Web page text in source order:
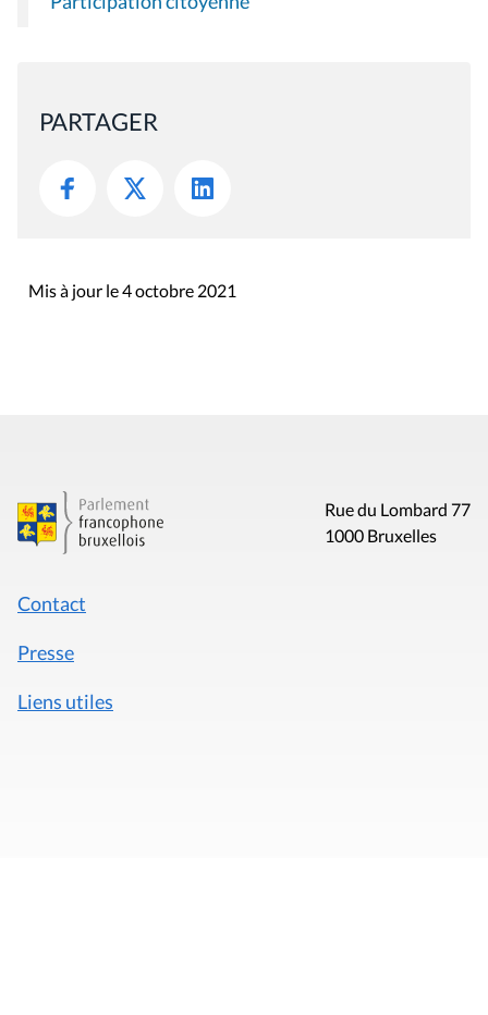
PARTAGER
Mis à jour le 4 octobre 2021
Rue du Lombard 77
1000 Bruxelles
Contact
Presse
Liens utiles